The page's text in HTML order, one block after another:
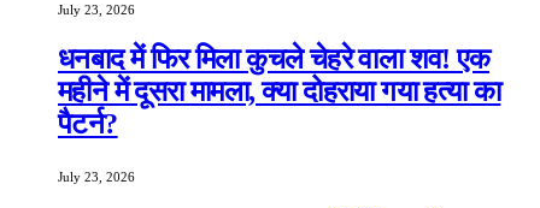
July 23, 2026
धनबाद में फिर मिला कुचले चेहरे वाला शव! एक
महीने में दूसरा मामला, क्या दोहराया गया हत्या का
पैटर्न?
July 23, 2026